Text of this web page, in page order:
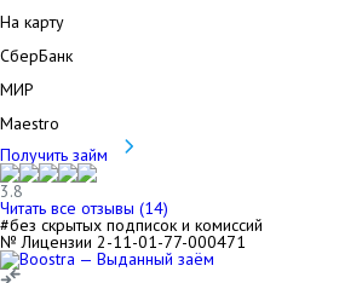
На карту
СберБанк
МИР
Maestro
Получить займ
3.8
Читать все отзывы (14)
#без скрытых подписок и комиссий
№ Лицензии 2-11-01-77-000471